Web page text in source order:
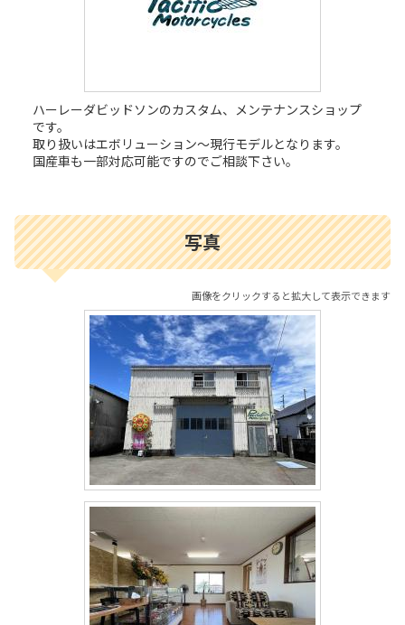
ハーレーダビッドソンのカスタム、メンテナンスショップ
です。
取り扱いはエボリューション〜現行モデルとなります。
国産車も一部対応可能ですのでご相談下さい。
写真
画像をクリックすると拡大して表示できます